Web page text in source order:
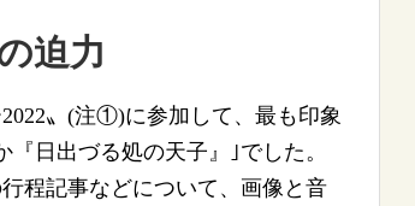
迫力
〟(注①)に参加して、最も印象
日出づる処の天子』｣でした。
程記事などについて、画像と音